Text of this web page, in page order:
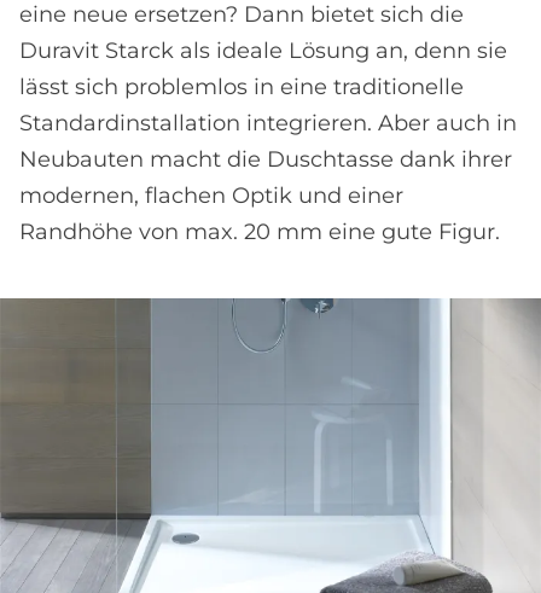
eine neue ersetzen? Dann bietet sich die
Duravit Starck als ideale Lösung an, denn sie
lässt sich problemlos in eine traditionelle
Standardinstallation integrieren. Aber auch in
Neubauten macht die Duschtasse dank ihrer
modernen, flachen Optik und einer
Randhöhe von max. 20 mm eine gute Figur.